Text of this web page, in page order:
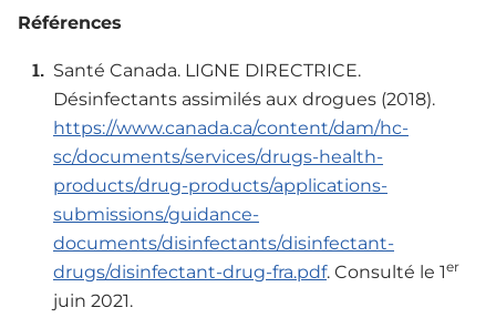
Références
Santé Canada. LIGNE DIRECTRICE.
Désinfectants assimilés aux drogues (2018).
https://www.canada.ca/content/dam/hc-
sc/documents/services/drugs-health-
products/drug-products/applications-
submissions/guidance-
documents/disinfectants/disinfectant-
drugs/disinfectant-drug-fra.pdf. Consulté le 1er
juin 2021.